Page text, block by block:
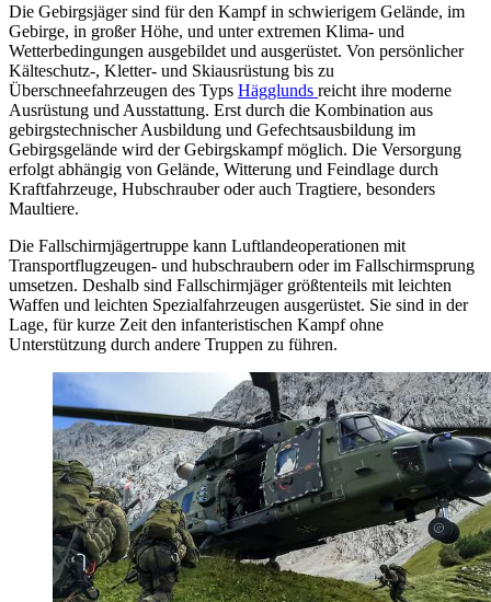
Die Gebirgsjäger sind für den Kampf in schwierigem Gelände, im
Gebirge, in großer Höhe, und unter extremen Klima- und
Wetterbedingungen ausgebildet und ausgerüstet. Von persönlicher
Kälteschutz-, Kletter- und Skiausrüstung bis zu
Überschneefahrzeugen des Typs Hägglunds reicht ihre moderne
Ausrüstung und Ausstattung. Erst durch die Kombination aus
gebirgstechnischer Ausbildung und Gefechtsausbildung im
Gebirgsgelände wird der Gebirgskampf möglich. Die Versorgung
erfolgt abhängig von Gelände, Witterung und Feindlage durch
Kraftfahrzeuge, Hubschrauber oder auch Tragtiere, besonders
Maultiere.
Die Fallschirmjägertruppe kann Luftlandeoperationen mit
Transportflugzeugen- und hubschraubern oder im Fallschirmsprung
umsetzen. Deshalb sind Fallschirmjäger größtenteils mit leichten
Waffen und leichten Spezialfahrzeugen ausgerüstet. Sie sind in der
Lage, für kurze Zeit den infanteristischen Kampf ohne
Unterstützung durch andere Truppen zu führen.